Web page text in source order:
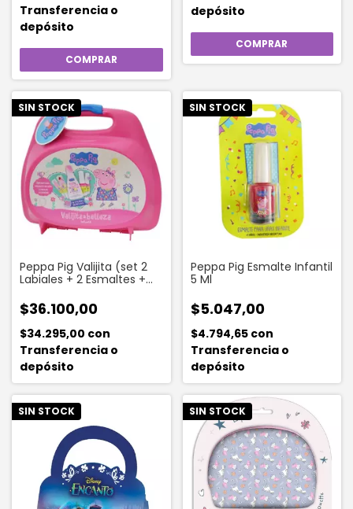
Transferencia o
depósito
depósito
SIN STOCK
Peppa Pig Valijita (set 2
Labiales + 2 Esmaltes +
$36.100,00
$34.295,00 con
Transferencia o
depósito
SIN STOCK
Peppa Pig Esmalte Infantil
5 Ml
$5.047,00
$4.794,65 con
Transferencia o
depósito
SIN STOCK SIN STOCK